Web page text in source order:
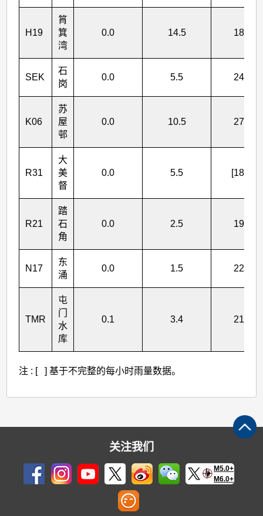
H19
筲
箕
湾
0.0 14.5 180.0
SEK
石
岗
0.0 5.5 243.0
K06
苏
屋
邨
0.0 10.5 276.0
R31
大
美
督
0.0 5.5 [184.5]
R21
踏
石
角
0.0 2.5 197.5
N17
东
涌
0.0 1.5 229.5
TMR
屯
门
水
库
0.1 3.4 215.2
注 : [ ] 基于不完整的每小时雨量数据。
关注我们
M5.0+
M6.0+